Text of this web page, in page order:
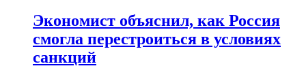
Экономист объяснил, как Россия
смогла перестроиться в условиях
санкций